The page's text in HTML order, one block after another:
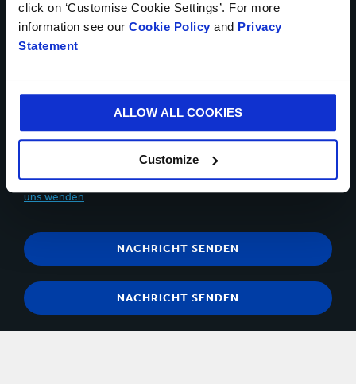
click on ‘Customise Cookie Settings’. For more
information see our Cookie Policy and Privacy
Statement
ALLOW ALL COOKIES
Customize
Bis zu 5 Dateien können hochgeladen werden. Maximal (5MB)
pro Datei
Sie können sich jederzeit über den Abmeldelink in der
Recht, der Verarbeitung Ihrer personenbezogenen Daten zu
Direktmarketingzwecken zu widersprechen,indem Sie sich an
uns wenden